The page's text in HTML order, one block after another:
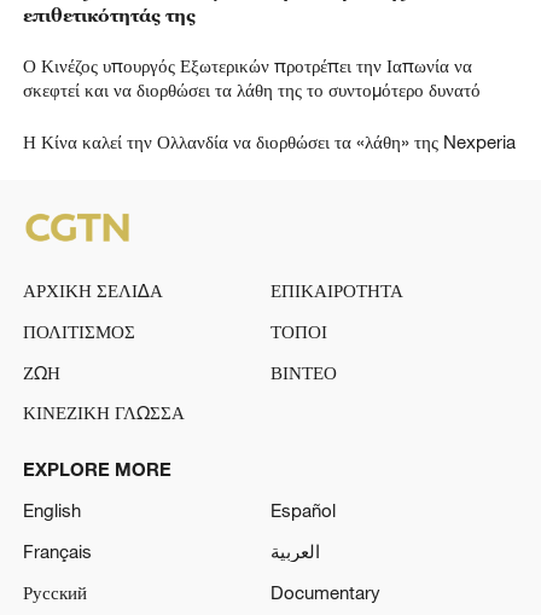
επιθετικότητάς της
Ο Κινέζος υπουργός Εξωτερικών προτρέπει την Ιαπωνία να
σκεφτεί και να διορθώσει τα λάθη της το συντομότερο δυνατό
Η Κίνα καλεί την Ολλανδία να διορθώσει τα «λάθη» της Nexperia
ΑΡΧΙΚΗ ΣΕΛΙΔΑ
ΕΠΙΚΑΙΡΟΤΗΤΑ
ΠΟΛΙΤΙΣΜΟΣ
ΤΟΠΟΙ
ΖΩΗ
ΒΙΝΤΕΟ
ΚΙΝΕΖΙΚΗ ΓΛΩΣΣΑ
EXPLORE MORE
English
Español
Français
العربية
Русский
Documentary